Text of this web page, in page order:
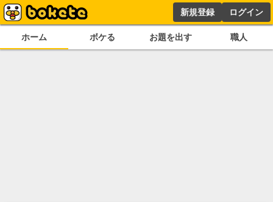
新規登録 ログイン
ホーム ボケる お題を出す 職人